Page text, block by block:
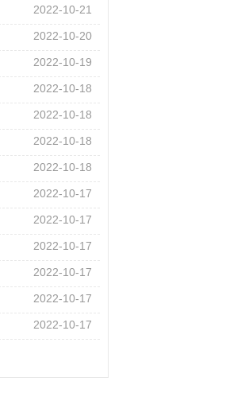
2022-10-21
2022-10-20
2022-10-19
2022-10-18
2022-10-18
2022-10-18
2022-10-18
2022-10-17
2022-10-17
2022-10-17
2022-10-17
2022-10-17
2022-10-17